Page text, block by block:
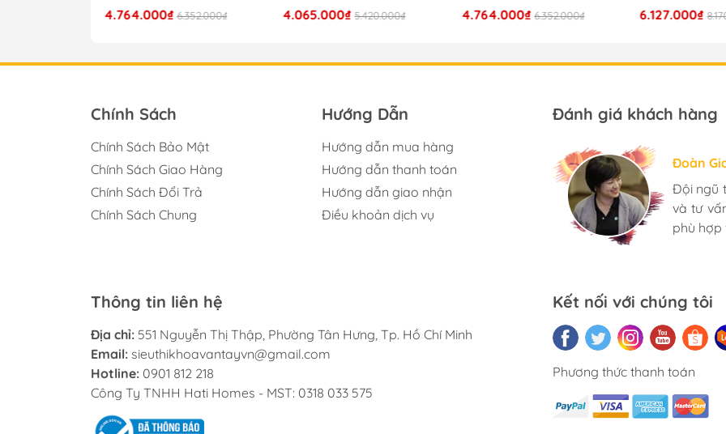
4.764.000₫ 6.352.000₫
4.065.000₫ 5.420.000₫
4.764.000₫ 6.352.000₫
6.127.000₫
Chính Sách
Chính Sách Bảo Mật
Chính Sách Giao Hàng
Chính Sách Đổi Trả
Chính Sách Chung
Hướng Dẫn
Hướng dẫn mua hàng
Hướng dẫn thanh toán
Hướng dẫn giao nhận
Điều khoản dịch vụ
Đánh giá khách hàng
có rất
Nhân
càng
Đoàn
Đội ngũ
và tư
phù hợp
Ngọc
Mua
toàn
nhà.
Thông tin liên hệ
Địa chỉ: 551 Nguyễn Thị Thập, Phường Tân Hưng, Tp. Hồ Chí Minh
Email: sieuthikhoavantayvn@gmail.com
Hotline: 0901 812 218
Công Ty TNHH Hati Homes - MST: 0318 033 575
Kết nối với chúng tôi
Phương thức thanh toán